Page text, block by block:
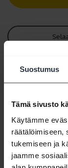
Suostumus
Tämä sivusto
Käytämme
räätälöimiseen,
tukemiseen ja
jaamme